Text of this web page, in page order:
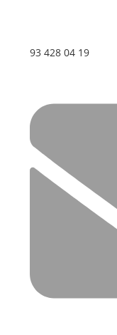
93 428 04 19